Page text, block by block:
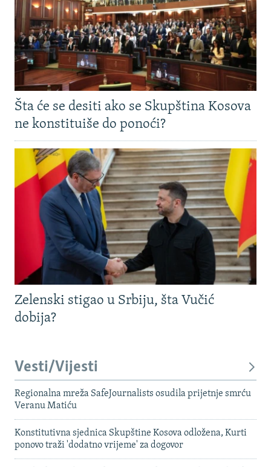
Šta će se desiti ako se Skupština Kosova
ne konstituiše do ponoći?
Zelenski stigao u Srbiju, šta Vučić
dobija?
Vesti/Vijesti
Regionalna mreža SafeJournalists osudila prijetnje smrću
Veranu Matiću
Konstitutivna sjednica Skupštine Kosova odložena, Kurti
ponovo traži 'dodatno vrijeme' za dogovor